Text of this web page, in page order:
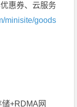
惠券、云服务
minisite/goods
+RDMA网